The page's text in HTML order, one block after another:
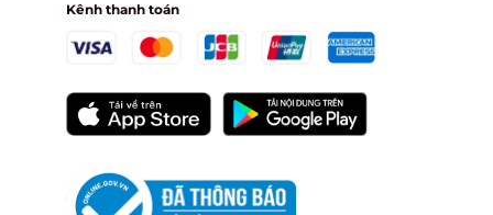
Kênh thanh toán